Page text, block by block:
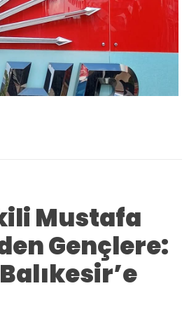
Mustafa
Gençlere: